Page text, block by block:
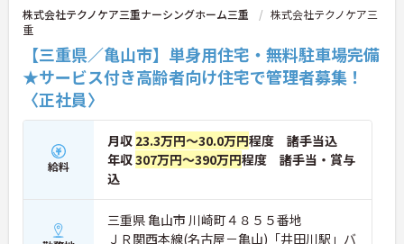
株式会社テクノケア三重ナーシングホーム三重
株式会社テクノケア三
重
【三重県／亀山市】単身用住宅・無料駐車場完備
★サービス付き高齢者向け住宅で管理者募集！
〈正社員〉
給料
月収 23.3万円～30.0万円程度 諸手当込
年収307万円～390万円程度 諸手当・賞与
込
三重県 亀山市 川崎町４８５５番地
ＪＲ関西本線(名古屋－亀山)「井田川駅」バ